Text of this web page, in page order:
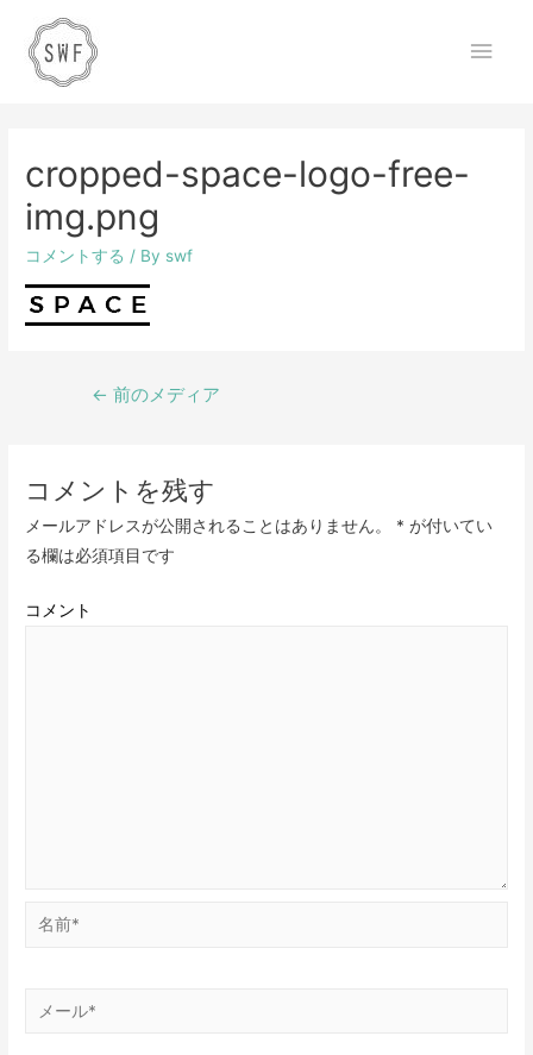
cropped-space-logo-free-
img.png
コメントする / By swf
← 前のメディア
コメントを残す
メールアドレスが公開されることはありません。 * が付いてい
る欄は必須項目です
コメント